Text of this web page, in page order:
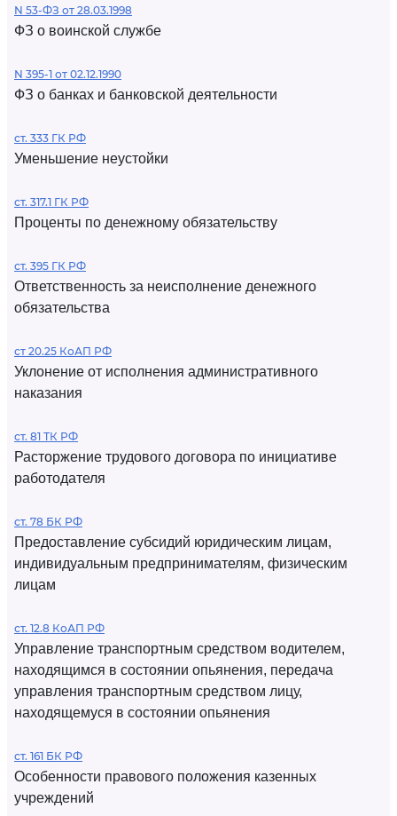
N 53-ФЗ от 28.03.1998
ФЗ о воинской службе
N 395-1 от 02.12.1990
ФЗ о банках и банковской деятельности
ст. 333 ГК РФ
Уменьшение неустойки
ст. 317.1 ГК РФ
Проценты по денежному обязательству
ст. 395 ГК РФ
Ответственность за неисполнение денежного
обязательства
ст 20.25 КоАП РФ
Уклонение от исполнения административного
наказания
ст. 81 ТК РФ
Расторжение трудового договора по инициативе
работодателя
ст. 78 БК РФ
Предоставление субсидий юридическим лицам,
индивидуальным предпринимателям, физическим
лицам
ст. 12.8 КоАП РФ
Управление транспортным средством водителем,
находящимся в состоянии опьянения, передача
управления транспортным средством лицу,
находящемуся в состоянии опьянения
ст. 161 БК РФ
Особенности правового положения казенных
учреждений